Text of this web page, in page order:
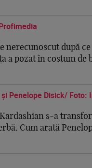
nerecunoscut după ce
a pozat în costum de
s-a
Cum arată